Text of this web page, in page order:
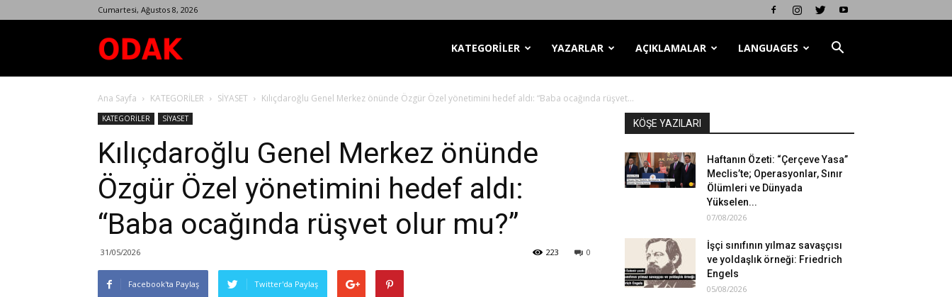
Cumartesi, Ağustos 8, 2026
Dergisi
KATEGORİLER YAZARLAR AÇIKLAMALAR LANGUAGES
Ana Sayfa KATEGORİLER SİYASET Kılıçdaroğlu Genel Merkez önünde Özgür Özel yönetimini hedef aldı: “Baba ocağında rüşvet...
KATEGORİLER SİYASET
Kılıçdaroğlu Genel Merkez önünde
Özgür Özel yönetimini hedef aldı:
“Baba ocağında rüşvet olur mu?”
31/05/2026 0
223
Facebook'ta Paylaş Twitter'da Paylaş
KÖŞE YAZILARI
Haftanın Özeti: “Çerçeve Yasa”
Meclis’te; Operasyonlar, Sınır
Ölümleri ve Dünyada
Yükselen...
07/08/2026
İşçi sınıfının yılmaz savaşçısı
ve yoldaşlık örneği: Friedrich
Engels
05/08/2026